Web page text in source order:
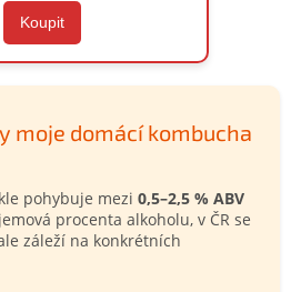
Koupit
moje domácí kombucha
pohybuje mezi 0,5–2,5 % ABV
procenta alkoholu, v ČR se
záleží na konkrétních